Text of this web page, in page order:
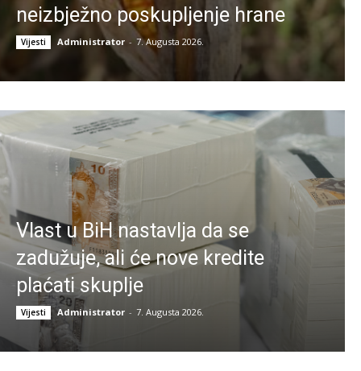
neizbježno poskupljenje hrane
Vijesti Administrator - 7. Augusta 2026.
Vlast u BiH nastavlja da se
zadužuje, ali će nove kredite
plaćati skuplje
Vijesti Administrator - 7. Augusta 2026.